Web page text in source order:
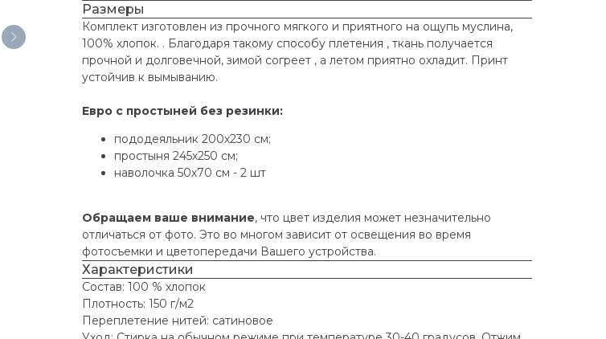
Размеры
Комплект изготовлен из прочного мягкого и приятного на ощупь муслина,
100% хлопок. . Благодаря такому способу плетения , ткань получается
прочной и долговечной, зимой согреет , а летом приятно охладит. Принт
устойчив к вымыванию.
Евро с простыней без резинки:
пододеяльник 200х230 см;
простыня 245х250 см;
наволочка 50х70 см - 2 шт
Обращаем ваше внимание, что цвет изделия может незначительно
отличаться от фото. Это во многом зависит от освещения во время
фотосъемки и цветопередачи Вашего устройства.
Характеристики
Состав: 100 % хлопок
Плотность: 150 г/м2
Переплетение нитей: сатиновое